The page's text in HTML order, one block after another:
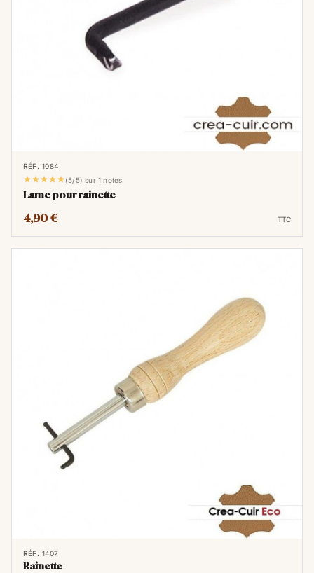
RÉF. 1084
(5/5) sur 1 notes
Lame pour rainette
4,90 € TTC
RÉF. 1407
Rainette